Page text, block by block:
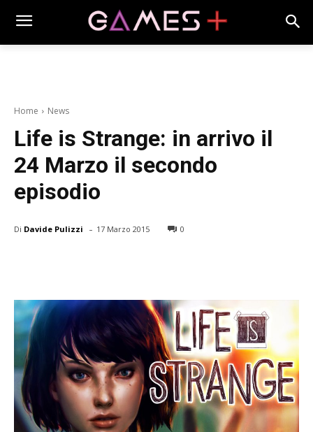
Home News
Life is Strange: in arrivo il
24 Marzo il secondo
episodio
Di Davide Pulizzi - 17 Marzo 2015 0